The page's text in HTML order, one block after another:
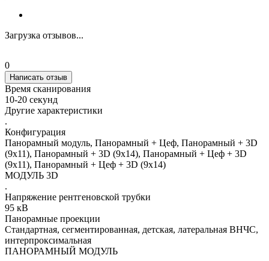
Загрузка отзывов...
0
Написать отзыв
Время сканирования
10-20 секунд
Другие характеристики
.
Конфигурация
Панорамный модуль, Панорамный + Цеф, Панорамный + 3D
(9x11), Панорамный + 3D (9х14), Панорамный + Цеф + 3D
(9x11), Панорамный + Цеф + 3D (9х14)
МОДУЛЬ 3D
.
Напряжение рентгеновской трубки
95 кВ
Панорамные проекции
Стандартная, сегментированная, детская, латеральная ВНЧС,
интерпроксимальная
ПАНОРАМНЫЙ МОДУЛЬ